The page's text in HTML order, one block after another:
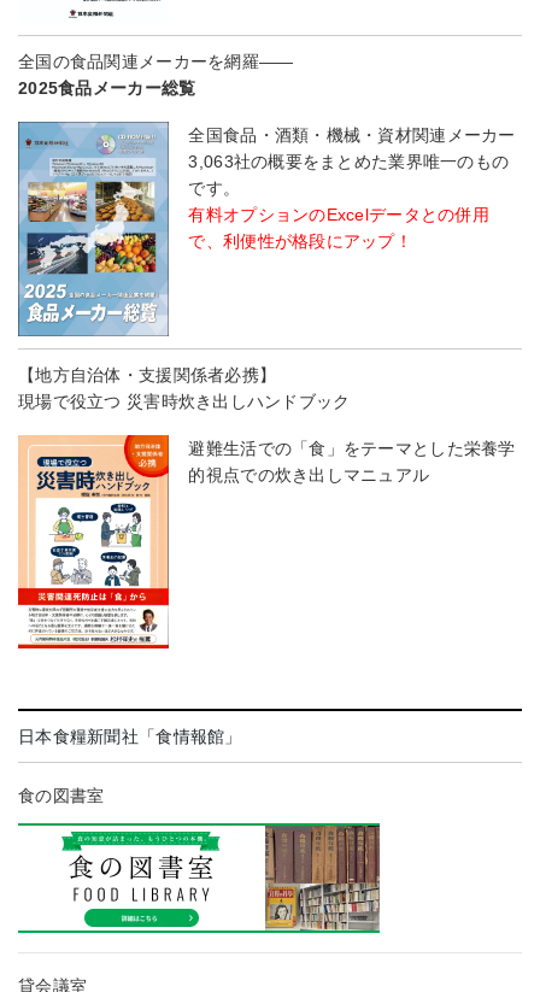
全国の食品関連メーカーを網羅――
2025食品メーカー総覧
全国食品・酒類・機械・資材関連メーカー
3,063社の概要をまとめた業界唯一のもの
です。
有料オプションのExcelデータとの併用
で、利便性が格段にアップ！
【地方自治体・支援関係者必携】
現場で役立つ 災害時炊き出しハンドブック
避難生活での「食」をテーマとした栄養学
的視点での炊き出しマニュアル
日本食糧新聞社「食情報館」
食の図書室
貸会議室